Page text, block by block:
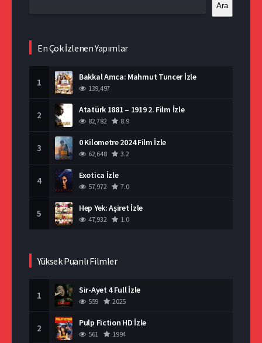
Ara
En Çok İzlenen Yapımlar
1 Bakkal Amca: Mahmut Tuncer İzle
139,497
2 Atatürk 1881 – 1919 2. Film İzle
82,782 8.9
3 0 Kilometre 2024 Film İzle
62,648 3.2
4 Exotica İzle
57,972 7.0
5 Hep Yek: Aşiret İzle
47,932 1.0
Yüksek Puanlı Filmler
1 Sir-Ayet 4 Full İzle
559 2025
2 Pulp Fiction HD İzle
561 1994